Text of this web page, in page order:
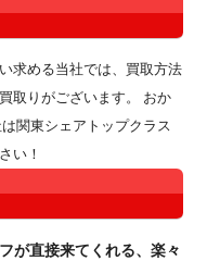
求める当社では、買取方法
取りがございます。 おか
関東シェアトップクラス
い！
が直接来てくれる、楽々